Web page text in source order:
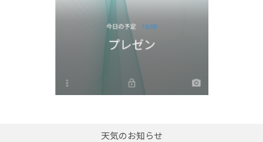
天気のお知らせ